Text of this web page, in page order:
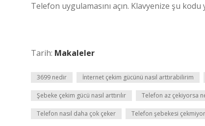
Telefon uygulamasını açın. Klavyenize şu
Tarih: Makaleler
3699 nedir İnternet çekim gücünü nasıl arttırabilirim
Şebeke çekim gücü nasıl arttırılır Telefon az çekiyorsa
Telefon nasıl daha çok çeker Telefon şebekesi